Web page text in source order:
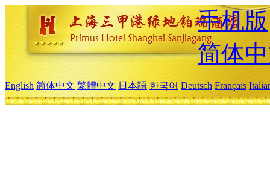
手机版
简体
English 简体中文 繁體中文 日本語 한국어 Deutsch Français